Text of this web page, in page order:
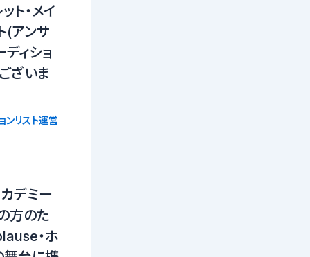
ト・メイ
(アンサ
ィショ
ざいま
ンリスト運営
デミー
方のた
・ホ